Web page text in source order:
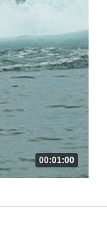
00:01:00